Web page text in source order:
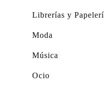
Librerías y
Moda
Música
Ocio